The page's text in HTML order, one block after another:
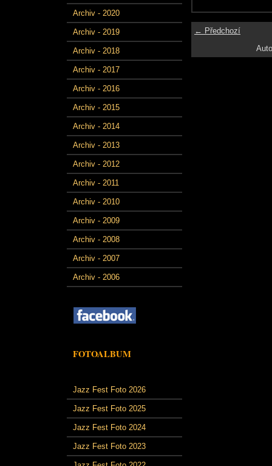
Archiv - 2020
Archiv - 2019
Archiv - 2018
Archiv - 2017
Archiv - 2016
Archiv - 2015
Archiv - 2014
Archiv - 2013
Archiv - 2012
Archiv - 2011
Archiv - 2010
Archiv - 2009
Archiv - 2008
Archiv - 2007
Archiv - 2006
FOTOALBUM
Jazz Fest Foto 2026
Jazz Fest Foto 2025
Jazz Fest Foto 2024
Jazz Fest Foto 2023
← Předchozí